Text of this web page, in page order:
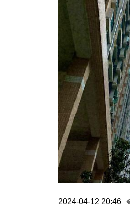
2024-04-12 20:46